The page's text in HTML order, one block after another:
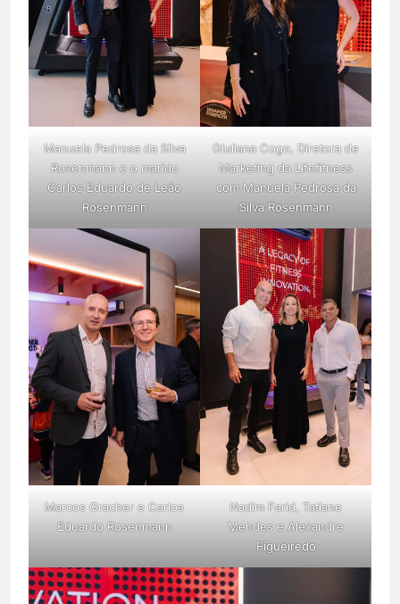
Manuela Pedrosa da Silva
Rosenmann e o marido
Carlos Eduardo de Leão
Rosenmann
Giuliana Cogo, Diretora de
Marketing da Lifefitness
com Manuela Pedrosa da
Silva Rosenmann
Marcos Gracher e Carlos
Eduardo Rosenmann
Nadim Farid, Tatiane
Mendes e Alexandre
Figueiredo